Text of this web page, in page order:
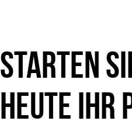
Starten
heute Ihr